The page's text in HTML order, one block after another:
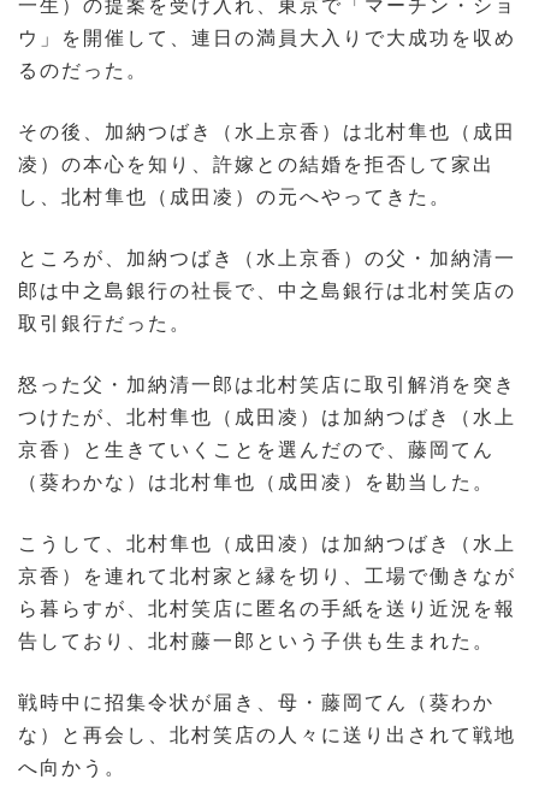
一生）の提案を受け入れ、東京で「マーチン・ショ
ウ」を開催して、連日の満員大入りで大成功を収め
るのだった。
その後、加納つばき（水上京香）は北村隼也（成田
凌）の本心を知り、許嫁との結婚を拒否して家出
し、北村隼也（成田凌）の元へやってきた。
ところが、加納つばき（水上京香）の父・加納清一
郎は中之島銀行の社長で、中之島銀行は北村笑店の
取引銀行だった。
怒った父・加納清一郎は北村笑店に取引解消を突き
つけたが、北村隼也（成田凌）は加納つばき（水上
京香）と生きていくことを選んだので、藤岡てん
（葵わかな）は北村隼也（成田凌）を勘当した。
こうして、北村隼也（成田凌）は加納つばき（水上
京香）を連れて北村家と縁を切り、工場で働きなが
ら暮らすが、北村笑店に匿名の手紙を送り近況を報
告しており、北村藤一郎という子供も生まれた。
戦時中に招集令状が届き、母・藤岡てん（葵わか
な）と再会し、北村笑店の人々に送り出されて戦地
へ向かう。